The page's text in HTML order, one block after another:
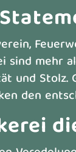
mehr
und
den